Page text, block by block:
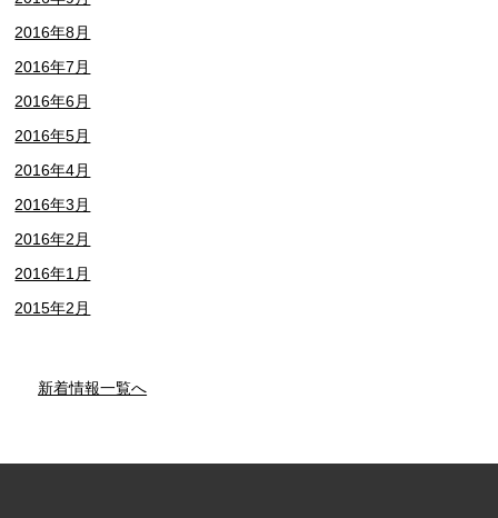
2016年8月
2016年7月
2016年6月
2016年5月
2016年4月
2016年3月
2016年2月
2016年1月
2015年2月
新着情報一覧へ